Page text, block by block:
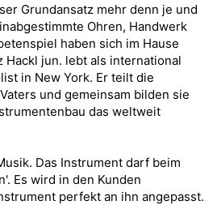
Grundansatz mehr denn je und
Ohren, Handwerk
haben sich im Hause
Hackl jun. lebt als international
in New York. Er teilt die
und gemeinsam bilden sie
das weltweit
Das Instrument darf beim
Es wird in den Kunden
perfekt an ihn angepasst.